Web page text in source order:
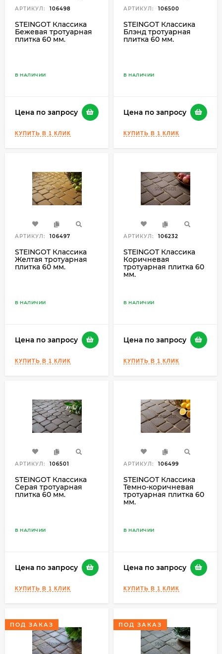
АРТИКУЛ: 106498
STEINGOT Классика
Бежевая тротуарная
плитка 60 мм.
В НАЛИЧИИ
Цена по запросу
АРТИКУЛ: 106500
STEINGOT Классика
Блэнд тротуарная
плитка 60 мм.
В НАЛИЧИИ
Цена по запросу
АРТИКУЛ: 106497
STEINGOT Классика
Желтая тротуарная
плитка 60 мм.
В НАЛИЧИИ
Цена по запросу
АРТИКУЛ: 106232
STEINGOT Классика
Коричневая
тротуарная плитка 60
мм.
В НАЛИЧИИ
Цена по запросу
АРТИКУЛ: 106501
STEINGOT Классика
Серая тротуарная
плитка 60 мм.
В НАЛИЧИИ
Цена по запросу
АРТИКУЛ: 106499
STEINGOT Классика
Темно-коричневая
тротуарная плитка 60
мм.
В НАЛИЧИИ
Цена по запросу
ПОД ЗАКАЗ ПОД ЗАКАЗ